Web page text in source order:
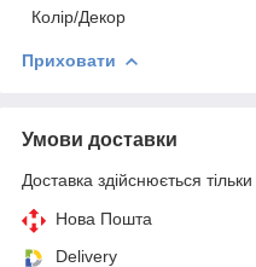
Колір/Декор
Приховати
Умови доставки
Доставка здійснюється
Нова Пошта
Delivery